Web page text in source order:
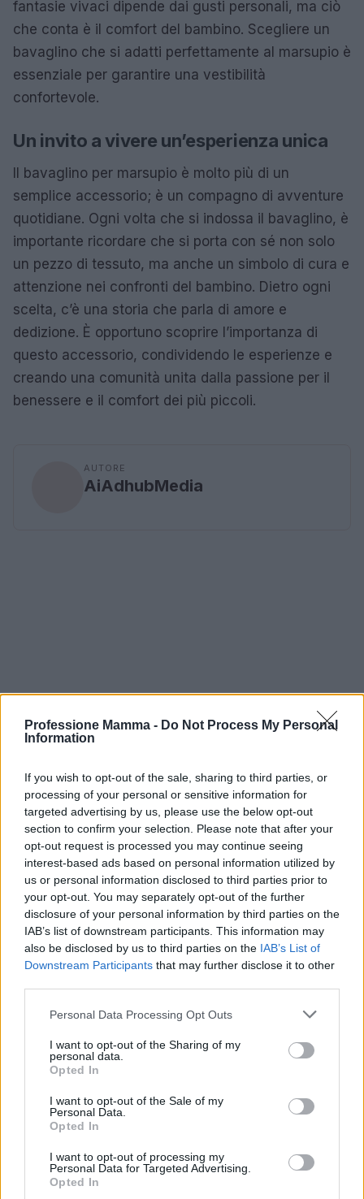
Professione Mamma - Do Not Process My Personal
Information
If you wish to opt-out of the sale, sharing to third parties, or
processing of your personal or sensitive information for
targeted advertising by us, please use the below opt-out
section to confirm your selection. Please note that after your
opt-out request is processed you may continue seeing
interest-based ads based on personal information utilized by
us or personal information disclosed to third parties prior to
your opt-out. You may separately opt-out of the further
disclosure of your personal information by third parties on the
IAB’s list of downstream participants. This information may
also be disclosed by us to third parties on the IAB’s List of
Downstream Participants that may further disclose it to other
Please note that this website/app uses one or more Google
not limited to your visit or usage behaviour. You may click to
grant or deny consent to Google and its third-party tags to
use your data for below specified purposes in below Google
consent section.
Personal Data Processing Opt Outs
I want to opt-out of the Sharing of my
personal data.
Opted In
I want to opt-out of the Sale of my
Personal Data.
Opted In
I want to opt-out of processing my
Personal Data for Targeted Advertising.
Opted In
fantasie vivaci dipende dai gusti personali, ma ciò
che conta è il comfort del bambino. Scegliere un
bavaglino che si adatti perfettamente al marsupio è
essenziale per garantire una vestibilità
confortevole.
Un invito a vivere un’esperienza unica
Il bavaglino per marsupio è molto più di un
semplice accessorio; è un compagno di avventure
quotidiane. Ogni volta che si indossa il bavaglino, è
importante ricordare che si porta con sé non solo
un pezzo di tessuto, ma anche un simbolo di cura e
attenzione nei confronti del bambino. Dietro ogni
scelta, c’è una storia che parla di amore e
dedizione. È opportuno scoprire l’importanza di
questo accessorio, condividendo le esperienze e
creando una comunità unita dalla passione per il
benessere e il comfort dei più piccoli.
AUTORE
AiAdhubMedia
Continua a leggere
NEWS E ATTUALITÀ
ICA Milano presenta mostre, concerti e letture per
l’autunno 2026